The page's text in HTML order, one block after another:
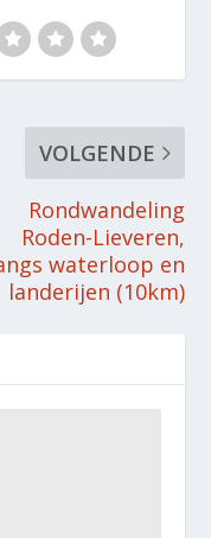
VOLGENDE
Rondwandeling
Roden-Lieveren,
waterloop en
landerijen (10km)